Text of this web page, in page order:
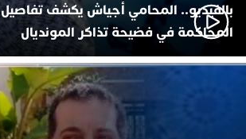
بالفيديو.. المحامي أجياش يكشف تفاصيل
المحاكمة في فضيحة تذاكر المونديال